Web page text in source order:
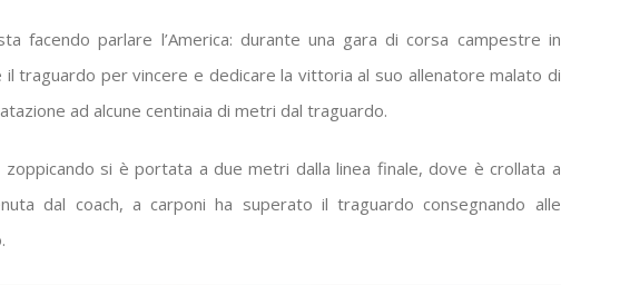
facendo parlare l’America: durante una gara di corsa campestre in
il traguardo per vincere e dedicare la vittoria al suo allenatore malato di
ad alcune centinaia di metri dal traguardo.
zoppicando si è portata a due metri dalla linea finale, dove è crollata a
dal coach, a carponi ha superato il traguardo consegnando alle